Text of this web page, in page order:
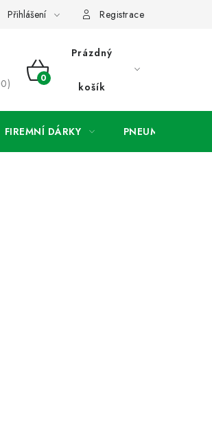
osobních údajů O společnosti a
Přihlášení Registrace
NÁKUPNÍ
KOŠÍK
Prázdný
košík
FIREMNÍ DÁRKY PNEUMATIKY